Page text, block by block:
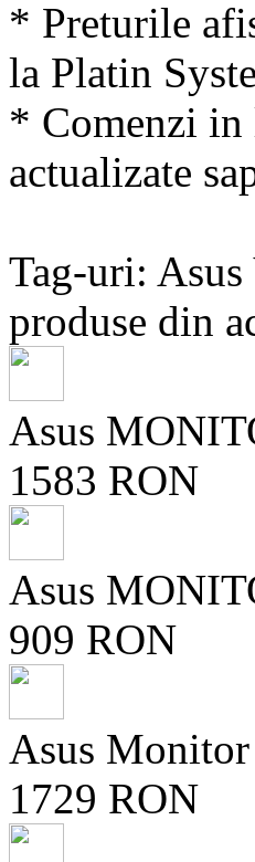
* Preturile
la Platin
* Comenzi in
actualizate
Tag-uri:
produse din
Asus
1583 RON
Asus
909 RON
Asus
1729 RON